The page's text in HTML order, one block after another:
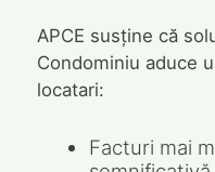
APCE susține că
Condominiu aduce
locatari:
Facturi mai